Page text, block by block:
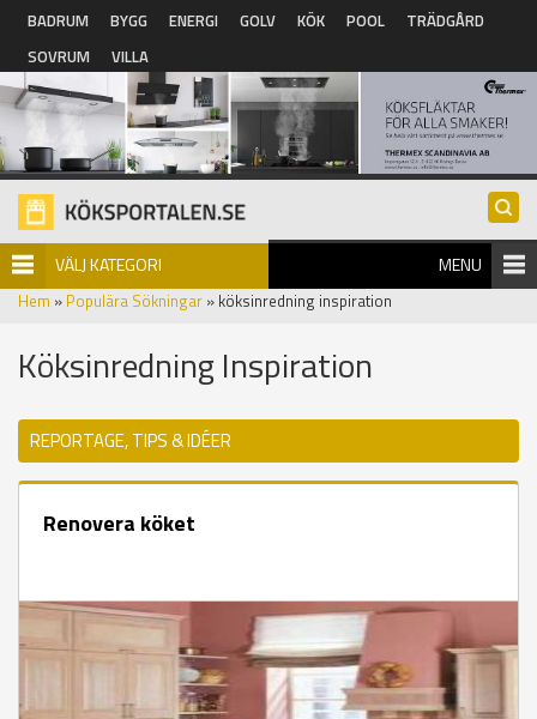
Hoppa till huvudinnehåll
BADRUM BYGG ENERGI GOLV KÖK POOL
TRÄDGÅRD
SOVRUM
VILLA
VÄLJ KATEGORI MENU
Hem » Populära Sökningar » köksinredning inspiration
Köksinredning Inspiration
REPORTAGE, TIPS & IDÉER
Renovera köket